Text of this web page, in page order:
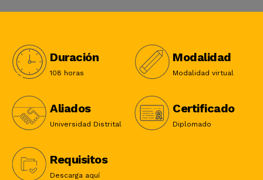
Duración
108 horas
Modalidad
Modalidad virtual
Aliados
Universidad Distrital
Certificado
Diplomado
Requisitos
Descarga aquí